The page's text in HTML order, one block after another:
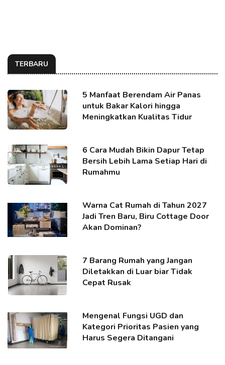
TERBARU
5 Manfaat Berendam Air Panas
untuk Bakar Kalori hingga
Meningkatkan Kualitas Tidur
6 Cara Mudah Bikin Dapur Tetap
Bersih Lebih Lama Setiap Hari di
Rumahmu
Warna Cat Rumah di Tahun 2027
Jadi Tren Baru, Biru Cottage Door
Akan Dominan?
7 Barang Rumah yang Jangan
Diletakkan di Luar biar Tidak
Cepat Rusak
Mengenal Fungsi UGD dan
Kategori Prioritas Pasien yang
Harus Segera Ditangani